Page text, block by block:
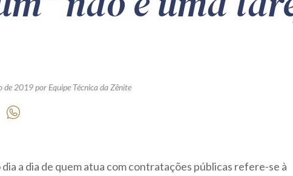
de 2019por Equipe Técnica da Zênite
a dia de quem atua com contratações públicas refere-se à